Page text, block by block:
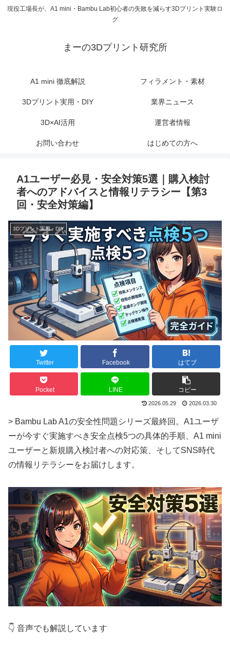
現役工場長が、A1 mini・Bambu Lab初心者の失敗を減らす3Dプリント実験ロ
グ
まーの3Dプリント研究所
A1 mini 徹底解説 フィラメント・素材
3Dプリント実用・DIY 業界ニュース
3D×AI活用 運営者情報
お問い合わせ はじめての方へ
A1ユーザー必見・安全対策5選｜購入検討
者へのアドバイスと情報リテラシー【第3
回・安全対策編】
3Dプリント実用・DIY
Twitter Facebook はてブ
Pocket LINE コピー
2026.05.29 2026.03.30
> Bambu Lab A1の安全性問題シリーズ最終回。A1ユーザ
ーが今すぐ実施すべき安全点検5つの具体的手順、A1 mini
ユーザーと新規購入検討者への対応策、そしてSNS時代
の情報リテラシーをお届けします。
👇 音声でも解説しています